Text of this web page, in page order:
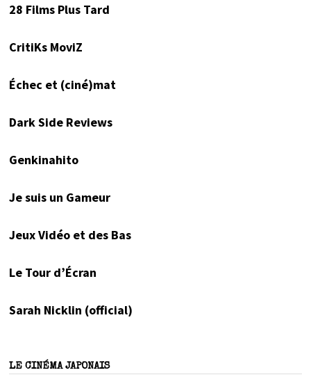
28 Films Plus Tard
CritiKs MoviZ
Échec et (ciné)mat
Dark Side Reviews
Genkinahito
Je suis un Gameur
Jeux Vidéo et des Bas
Le Tour d’Écran
Sarah Nicklin (official)
LE CINÉMA JAPONAIS